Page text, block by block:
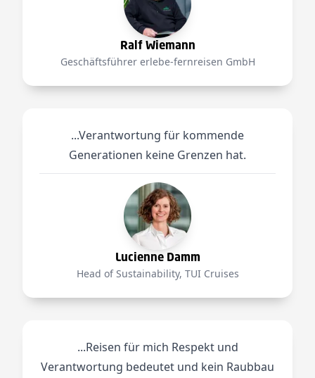
Ralf Wiemann
Geschäftsführer erlebe-fernreisen GmbH
...Verantwortung für kommende
Generationen keine Grenzen hat.
Lucienne Damm
Head of Sustainability, TUI Cruises
...Reisen für mich Respekt und
Verantwortung bedeutet und kein Raubbau